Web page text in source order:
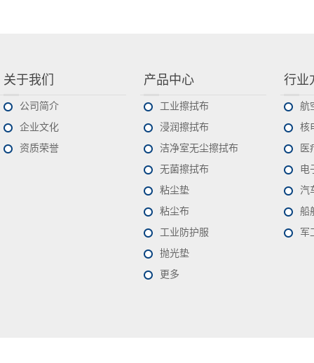
关于我们
公司简介
企业文化
资质荣誉
产品中心
工业擦拭布
浸润擦拭布
洁净室无尘擦拭布
无菌擦拭布
粘尘垫
粘尘布
工业防护服
抛光垫
更多
行业
航
核
医
电
汽
船
军